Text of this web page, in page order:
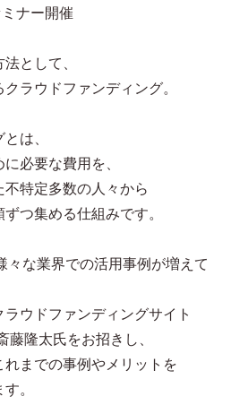
ナー開催
として、
ラウドファンディング。
は、
必要な費用を、
特定多数の人々から
つ集める仕組みです。
々な業界での活用事例が増えて
ウドファンディングサイト
藤隆太氏をお招きし、
までの事例やメリットを
。